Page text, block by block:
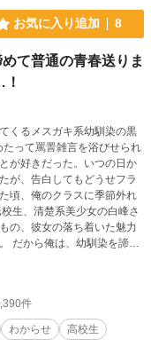
お気に入り追加 8
て普通の青春送りま
くるメスガキ系幼馴染の黒
って罵詈雑言を浴びせられ
が好きだった。いつの日か
が、告白してもどうせフラ
頃、俺のクラスに季節外れ
生、清楚系美少女の白峰さ
の、彼女の落ち着いた魅力
に伝えると、俺が思ってい
系ヒロイン
ンだった！ わからせ
架空です。
件
わからせ
高校生